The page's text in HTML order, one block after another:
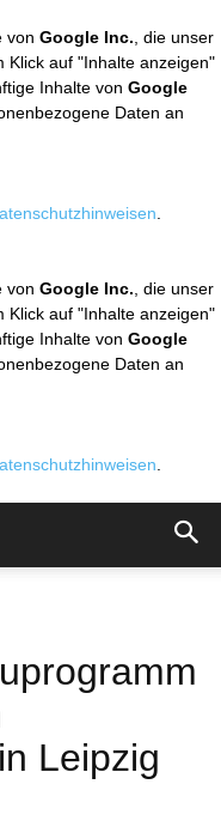
von Google Inc. , die unser
Klick auf "Inhalte anzeigen"
Inhalte von Google
Daten an
von Google Inc. , die unser
Klick auf "Inhalte anzeigen"
Inhalte von Google
Daten an
Leipzig